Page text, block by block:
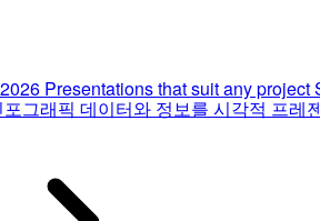
Presentations that suit any project
포그래픽 데이터와 정보를 시각적 프레